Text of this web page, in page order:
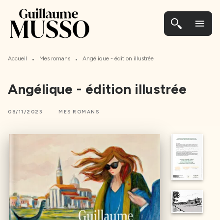
MENU CONTENU PIED DE PAGE
menu
Accueil • Mes romans • Angélique - édition illustrée
Angélique - édition illustrée
08/11/2023 MES ROMANS